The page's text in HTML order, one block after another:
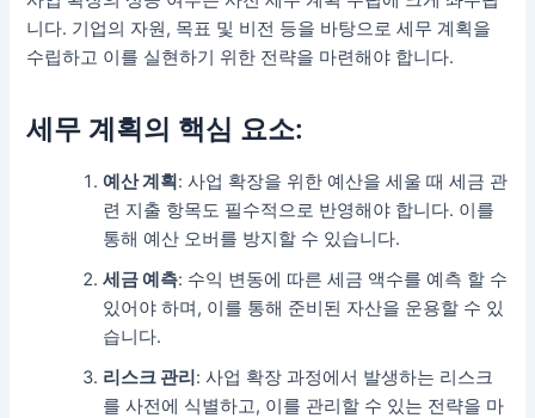
니다. 기업의 자원, 목표 및 비전 등을 바탕으로 세무 계획을
수립하고 이를 실현하기 위한 전략을 마련해야 합니다.
세무 계획의 핵심 요소:
예산 계획: 사업 확장을 위한 예산을 세울 때 세금 관
련 지출 항목도 필수적으로 반영해야 합니다. 이를
통해 예산 오버를 방지할 수 있습니다.
세금 예측: 수익 변동에 따른 세금 액수를 예측 할 수
있어야 하며, 이를 통해 준비된 자산을 운용할 수 있
습니다.
리스크 관리: 사업 확장 과정에서 발생하는 리스크
를 사전에 식별하고, 이를 관리할 수 있는 전략을 마